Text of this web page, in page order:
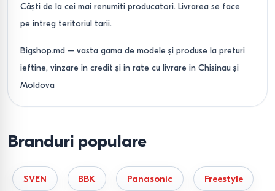
Căşti de la cei mai renumiti producatori. Livrarea se face
pe intreg teritoriul tarii.
Bigshop.md – vasta gama de modele și produse la preturi
ieftine, vinzare in credit și in rate cu livrare in Chisinau și
Moldova
Branduri populare
SVEN BBK Panasonic Freestyle